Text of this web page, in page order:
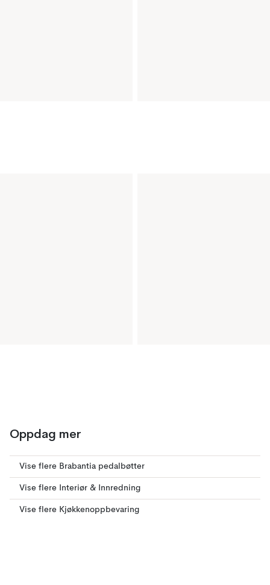
Oppdag mer
Vise flere Brabantia pedalbøtter
Vise flere Interiør & Innredning
Vise flere Kjøkkenoppbevaring